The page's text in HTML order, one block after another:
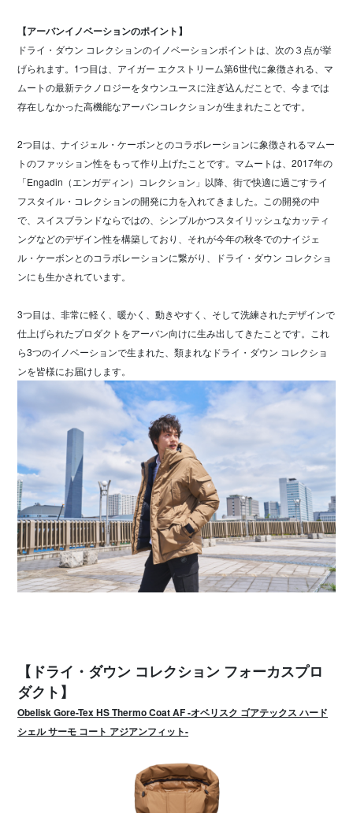
【アーバンイノベーションのポイント】
ドライ・ダウン コレクションのイノベーションポイントは、次の３点が挙
げられます。1つ目は、アイガー エクストリーム第6世代に象徴される、マ
ムートの最新テクノロジーをタウンユースに注ぎ込んだことで、今までは
存在しなかった高機能なアーバンコレクションが生まれたことです。
2つ目は、ナイジェル・ケーボンとのコラボレーションに象徴されるマムー
トのファッション性をもって作り上げたことです。マムートは、2017年の
「Engadin（エンガディン）コレクション」以降、街で快適に過ごすライ
フスタイル・コレクションの開発に力を入れてきました。この開発の中
で、スイスブランドならではの、シンプルかつスタイリッシュなカッティ
ングなどのデザイン性を構築しており、それが今年の秋冬でのナイジェ
ル・ケーボンとのコラボレーションに繋がり、ドライ・ダウン コレクショ
ンにも生かされています。
3つ目は、非常に軽く、暖かく、動きやすく、そして洗練されたデザインで
仕上げられたプロダクトをアーバン向けに生み出してきたことです。これ
ら3つのイノベーションで生まれた、類まれなドライ・ダウン コレクショ
ンを皆様にお届けします。
【ドライ・ダウン コレクション フォーカスプロ
ダクト】
Obelisk Gore-Tex HS Thermo Coat AF -オベリスク ゴアテックス ハード
シェル サーモ コート アジアンフィット-